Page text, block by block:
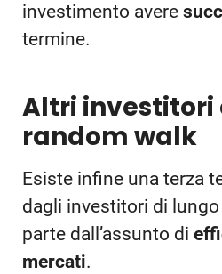
investimento avere
termine.
Altri investitori
random walk
Esiste infine una terza
dagli investitori di
parte dall’assunto di
mercati.